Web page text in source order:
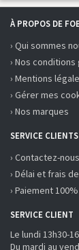
À PROPOS DE
› Qui sommes
› Nos
› Mentions
› Gérer mes
› Nos marques
SERVICE CLIENTS
› Contactez-nous
› Délai et frais
› Paiement
SERVICE CLIENT
Le lundi 13h30-
Du mardi au